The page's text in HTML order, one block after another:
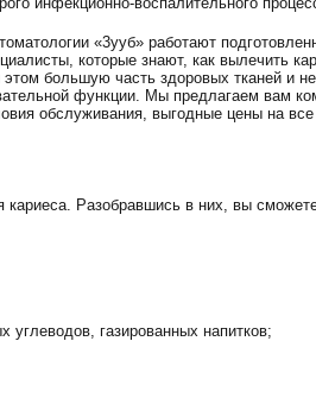
«3ууб» работают
которые знают, как вылечить
этом большую часть здоровых тканей и
функции. Мы предлагаем вам
обслуживания, выгодные цены на все
кариеса. Разобравшись в них, вы
углеводов, газированных напитков;